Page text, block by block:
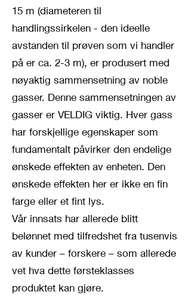
15 m (diameteren til
handlingssirkelen - den ideelle
avstanden til prøven som vi handler
på er ca. 2-3 m), er produsert med
nøyaktig sammensetning av noble
gasser. Denne sammensetningen av
gasser er VELDIG viktig. Hver gass
har forskjellige egenskaper som
fundamentalt påvirker den endelige
ønskede effekten av enheten. Den
ønskede effekten her er ikke en fin
farge eller et fint lys.
Vår innsats har allerede blitt
belønnet med tilfredshet fra tusenvis
av kunder – forskere – som allerede
vet hva dette førsteklasses
produktet kan gjøre.